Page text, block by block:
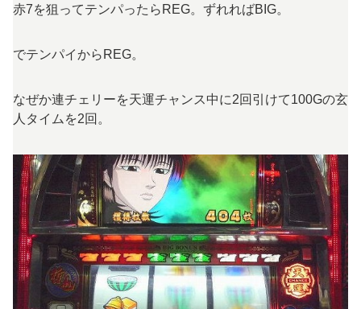
赤7を狙ってテンパったらREG。ずれればBIG。
でテンパイからREG。
なぜか連チェリーを天運チャンス中に2回引けて100Gの玄
人タイムを2回。